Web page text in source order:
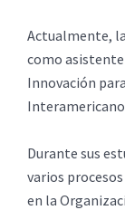
Actualmente,
como asistente
Innovación
Durante sus
varios
en la